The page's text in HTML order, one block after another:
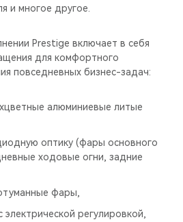
и многое другое.
Prestige включает в себя
для комфортного
повседневных бизнес-задач:
алюминиевые литые
оптику (фары основного
ходовые огни, задние
фары,
регулировкой,